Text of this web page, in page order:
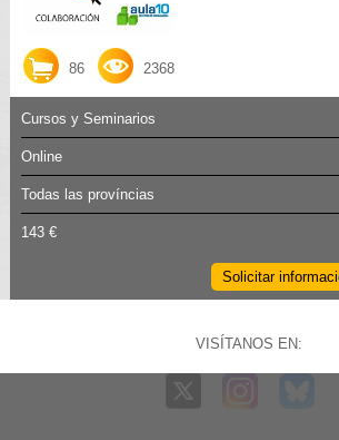
86 2368
Cursos y Seminarios
Online
Todas las províncias
143 €
Solicitar
VISÍTANOS EN: